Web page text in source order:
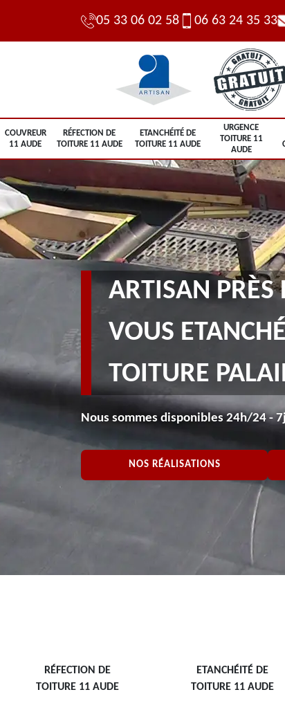
05 33 06 02 58 06 63 24 35 33
COUVREUR
11 AUDE
RÉFECTION DE
TOITURE 11 AUDE
ETANCHÉITÉ DE
TOITURE 11 AUDE
URGENCE
TOITURE 11
AUDE
ARTISAN PRÈS
VOUS
TOITURE
Nous sommes disponibles 24h/24 -
NOS RÉALISATIONS
RÉFECTION DE
TOITURE 11 AUDE
ETANCHÉITÉ DE
TOITURE 11 AUDE